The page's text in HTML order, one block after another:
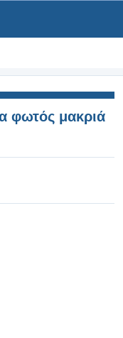
φωτός μακριά